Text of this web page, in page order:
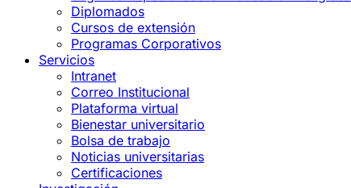
Diplomados
Cursos de extensión
Programas Corporativos
Servicios
Intranet
Correo Institucional
Plataforma virtual
Bienestar universitario
Bolsa de trabajo
Noticias universitarias
Certificaciones